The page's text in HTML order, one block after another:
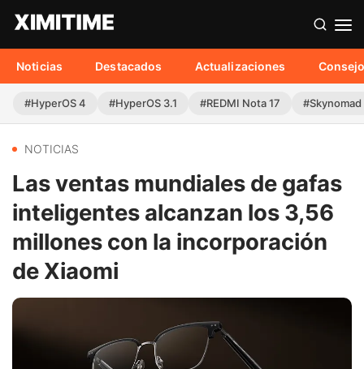
Noticias Destacados Actualizaciones
#HyperOS 4 #HyperOS 3.1 #REDMI Nota 17 #Skynomad
NOTICIAS
Las ventas mundiales de gafas
inteligentes alcanzan los 3,56
millones con la incorporación
de Xiaomi